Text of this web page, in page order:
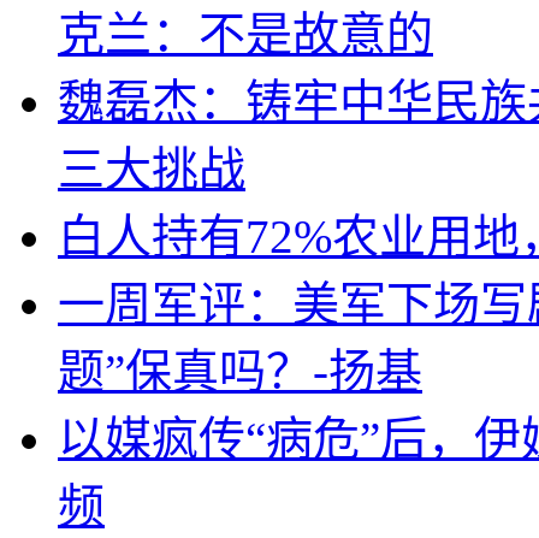
克兰：不是故意的
魏磊杰：铸牢中华民
三大挑战
白人持有72%农业用
一周军评：美军下场
题”保真吗？-扬基
以媒疯传“病危”后，
频